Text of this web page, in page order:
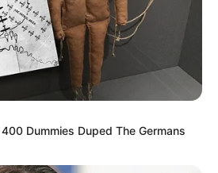
Dummies Duped The Germans